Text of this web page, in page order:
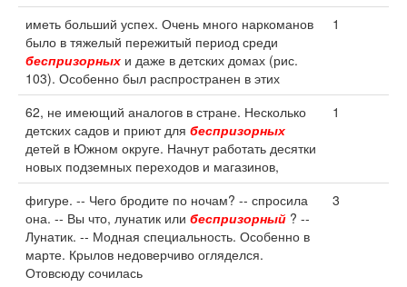
иметь больший успех. Очень много наркоманов
было в тяжелый пережитый период среди
беспризорных и даже в детских домах (рис.
103). Особенно был распространен в этих
1
62, не имеющий аналогов в стране. Несколько
детских садов и приют для беспризорных
детей в Южном округе. Начнут работать десятки
новых подземных переходов и магазинов,
1
фигуре. -- Чего бродите по ночам? -- спросила
она. -- Вы что, лунатик или беспризорный ? --
Лунатик. -- Модная специальность. Особенно в
марте. Крылов недоверчиво огляделся.
Отовсюду сочилась
3